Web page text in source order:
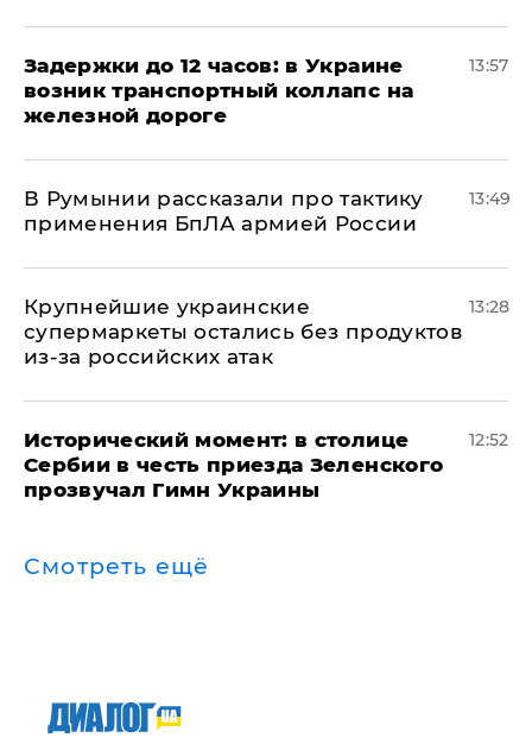
Задержки до 12 часов: в Украине
возник транспортный коллапс на
железной дороге
13:57
В Румынии рассказали про тактику
применения БпЛА армией России
13:49
Крупнейшие украинские
супермаркеты остались без продуктов
из-за российских атак
13:28
Исторический момент: в столице
Сербии в честь приезда Зеленского
прозвучал Гимн Украины
12:52
Смотреть ещё